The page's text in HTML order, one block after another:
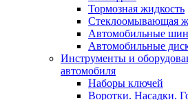
Тормозная жидкость
Стеклоомывающая
Автомобильные
Автомобильные
Инструменты и
автомобиля
Наборы ключей
Воротки. Насадки.